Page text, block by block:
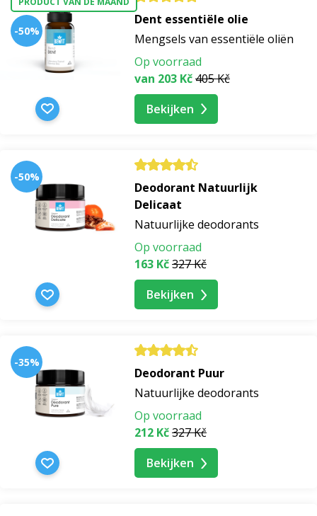
-50%
Dent essentiële olie
Mengsels van essentiële oliën
Op voorraad
van 203 Kč405 Kč
Bekijken
-50%
Deodorant Natuurlijk
Delicaat
Natuurlijke deodorants
Op voorraad
163 Kč327 Kč
Bekijken
-35%
Deodorant Puur
Natuurlijke deodorants
Op voorraad
212 Kč327 Kč
Bekijken